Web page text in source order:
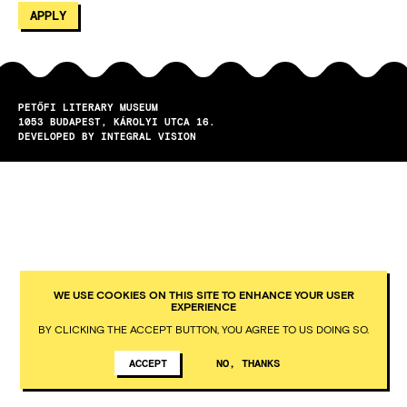
PETŐFI LITERARY MUSEUM
1053
BUDAPEST
KÁROLYI UTCA 16.
DEVELOPED BY INTEGRAL VISION
WE USE COOKIES ON THIS SITE TO ENHANCE YOUR USER
EXPERIENCE
BY CLICKING THE ACCEPT BUTTON, YOU AGREE TO US DOING SO.
ACCEPT NO, THANKS